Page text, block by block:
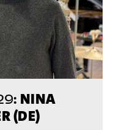
NINA
(DE)